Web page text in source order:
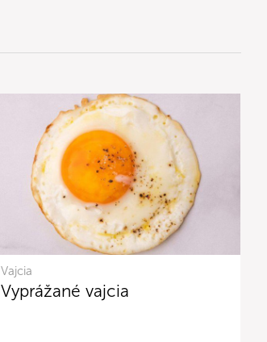
Vajcia
Vyprážané vajcia